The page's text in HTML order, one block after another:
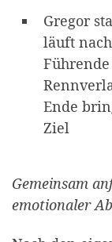
Gregor
läuft
Ende
Ziel
Gemeinsam
emotionaler